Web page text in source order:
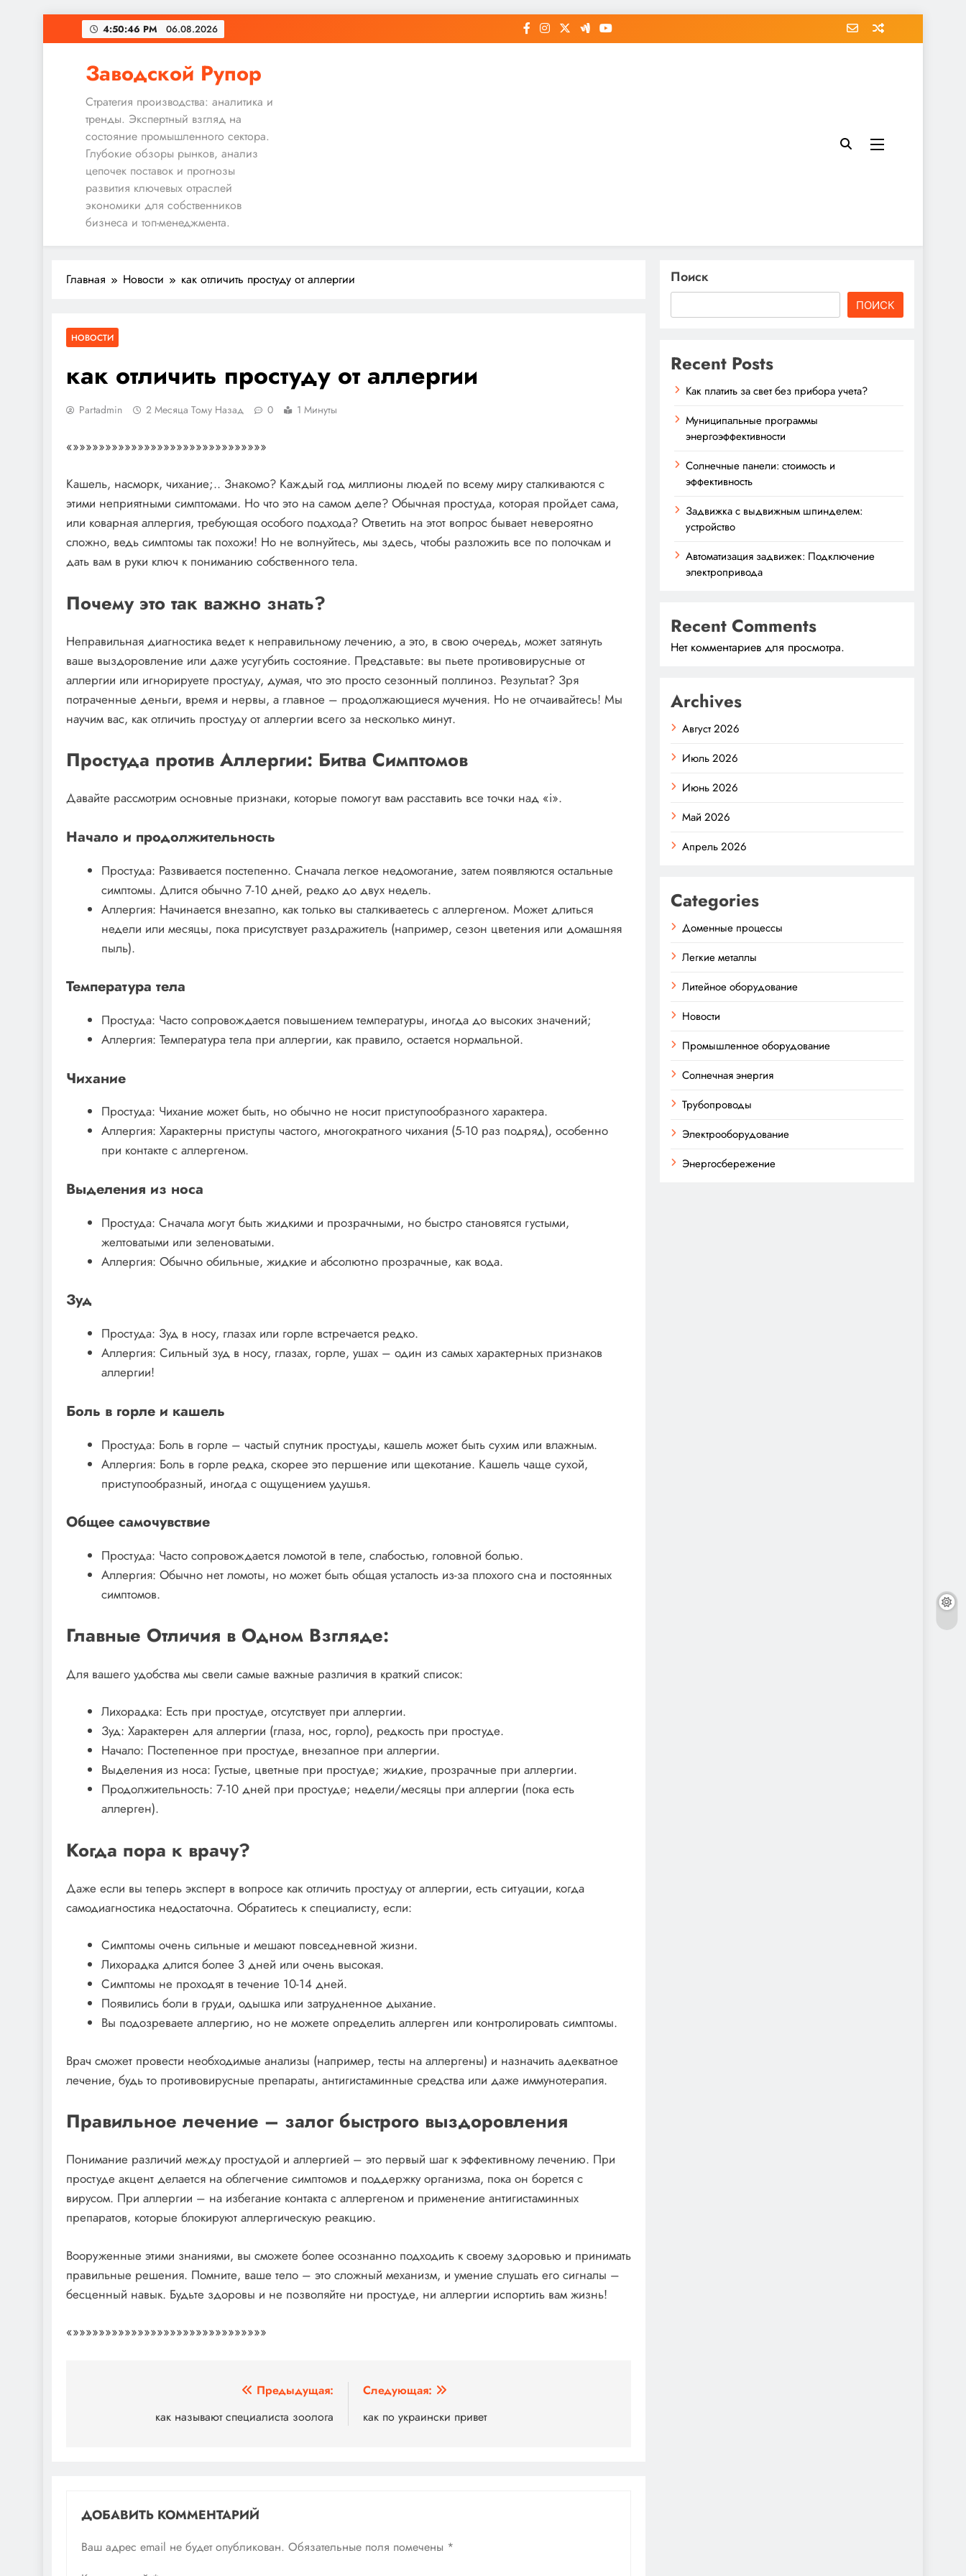
Перейти
к
4:50:47 PM 06.08.2026
Заводской Рупор
Стратегия производства: аналитика и
тренды. Экспертный взгляд на
состояние промышленного сектора.
Глубокие обзоры рынков, анализ
цепочек поставок и прогнозы
развития ключевых отраслей
экономики для собственников
бизнеса и топ-менеджмента.
Главная Новости как отличить простуду от аллергии
НОВОСТИ
как отличить простуду от аллергии
Partadmin 2 Месяца Тому Назад 0 1 Минуты
«»»»»»»»»»»»»»»»»»»»»»»»»»»»»»»
Кашель, насморк, чихание;.. Знакомо? Каждый год миллионы людей по всему миру сталкиваются с
этими неприятными симптомами. Но что это на самом деле? Обычная простуда, которая пройдет сама,
или коварная аллергия, требующая особого подхода? Ответить на этот вопрос бывает невероятно
сложно, ведь симптомы так похожи! Но не волнуйтесь, мы здесь, чтобы разложить все по полочкам и
дать вам в руки ключ к пониманию собственного тела.
Почему это так важно знать?
Неправильная диагностика ведет к неправильному лечению, а это, в свою очередь, может затянуть
ваше выздоровление или даже усугубить состояние. Представьте: вы пьете противовирусные от
аллергии или игнорируете простуду, думая, что это просто сезонный поллиноз. Результат? Зря
потраченные деньги, время и нервы, а главное – продолжающиеся мучения. Но не отчаивайтесь! Мы
научим вас, как отличить простуду от аллергии всего за несколько минут.
Простуда против Аллергии: Битва Симптомов
Давайте рассмотрим основные признаки, которые помогут вам расставить все точки над «i».
Начало и продолжительность
Простуда: Развивается постепенно. Сначала легкое недомогание, затем появляются остальные
симптомы. Длится обычно 7-10 дней, редко до двух недель.
Аллергия: Начинается внезапно, как только вы сталкиваетесь с аллергеном. Может длиться
недели или месяцы, пока присутствует раздражитель (например, сезон цветения или домашняя
пыль).
Температура тела
Простуда: Часто сопровождается повышением температуры, иногда до высоких значений;
Аллергия: Температура тела при аллергии, как правило, остается нормальной.
Чихание
Простуда: Чихание может быть, но обычно не носит приступообразного характера.
Аллергия: Характерны приступы частого, многократного чихания (5-10 раз подряд), особенно
при контакте с аллергеном.
Выделения из носа
Простуда: Сначала могут быть жидкими и прозрачными, но быстро становятся густыми,
желтоватыми или зеленоватыми.
Аллергия: Обычно обильные, жидкие и абсолютно прозрачные, как вода.
Зуд
Простуда: Зуд в носу, глазах или горле встречается редко.
Аллергия: Сильный зуд в носу, глазах, горле, ушах – один из самых характерных признаков
аллергии!
Боль в горле и кашель
Простуда: Боль в горле – частый спутник простуды, кашель может быть сухим или влажным.
Аллергия: Боль в горле редка, скорее это першение или щекотание. Кашель чаще сухой,
приступообразный, иногда с ощущением удушья.
Общее самочувствие
Простуда: Часто сопровождается ломотой в теле, слабостью, головной болью.
Аллергия: Обычно нет ломоты, но может быть общая усталость из-за плохого сна и постоянных
симптомов.
Главные Отличия в Одном Взгляде:
Для вашего удобства мы свели самые важные различия в краткий список:
Лихорадка: Есть при простуде, отсутствует при аллергии.
Зуд: Характерен для аллергии (глаза, нос, горло), редкость при простуде.
Начало: Постепенное при простуде, внезапное при аллергии.
Выделения из носа: Густые, цветные при простуде; жидкие, прозрачные при аллергии.
Продолжительность: 7-10 дней при простуде; недели/месяцы при аллергии (пока есть
аллерген).
Когда пора к врачу?
Даже если вы теперь эксперт в вопросе как отличить простуду от аллергии, есть ситуации, когда
самодиагностика недостаточна. Обратитесь к специалисту, если:
Симптомы очень сильные и мешают повседневной жизни.
Лихорадка длится более 3 дней или очень высокая.
Симптомы не проходят в течение 10-14 дней.
Появились боли в груди, одышка или затрудненное дыхание.
Вы подозреваете аллергию, но не можете определить аллерген или контролировать симптомы.
Врач сможет провести необходимые анализы (например, тесты на аллергены) и назначить адекватное
лечение, будь то противовирусные препараты, антигистаминные средства или даже иммунотерапия.
Правильное лечение – залог быстрого выздоровления
Понимание различий между простудой и аллергией – это первый шаг к эффективному лечению. При
простуде акцент делается на облегчение симптомов и поддержку организма, пока он борется с
вирусом. При аллергии – на избегание контакта с аллергеном и применение антигистаминных
препаратов, которые блокируют аллергическую реакцию.
Вооруженные этими знаниями, вы сможете более осознанно подходить к своему здоровью и принимать
правильные решения. Помните, ваше тело – это сложный механизм, и умение слушать его сигналы –
бесценный навык. Будьте здоровы и не позволяйте ни простуде, ни аллергии испортить вам жизнь!
«»»»»»»»»»»»»»»»»»»»»»»»»»»»»»»
Предыдущая:
как называют специалиста зоолога
Следующая:
как по украински привет
ДОБАВИТЬ КОММЕНТАРИЙ
Ваш адрес email не будет опубликован. Обязательные поля помечены *
Поиск
ПОИСК
Recent Posts
Как платить за свет без прибора учета?
Муниципальные программы
энергоэффективности
Солнечные панели: стоимость и
эффективность
Задвижка с выдвижным шпинделем:
устройство
Автоматизация задвижек: Подключение
электропривода
Recent Comments
Нет комментариев для просмотра.
Archives
Август 2026
Июль 2026
Июнь 2026
Май 2026
Апрель 2026
Categories
Доменные процессы
Легкие металлы
Литейное оборудование
Новости
Промышленное оборудование
Солнечная энергия
Трубопроводы
Электрооборудование
Энергосбережение